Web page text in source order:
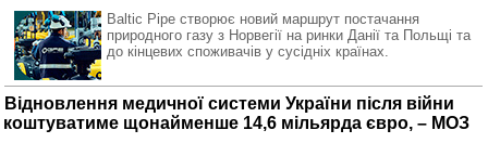
Baltic Pipe створює новий маршрут постачання
природного газу з Норвегії на ринки Данії та Польщі та
до кінцевих споживачів у сусідніх країнах.
Відновлення медичної системи України після війни
коштуватиме щонайменше 14,6 мільярда євро, – МОЗ